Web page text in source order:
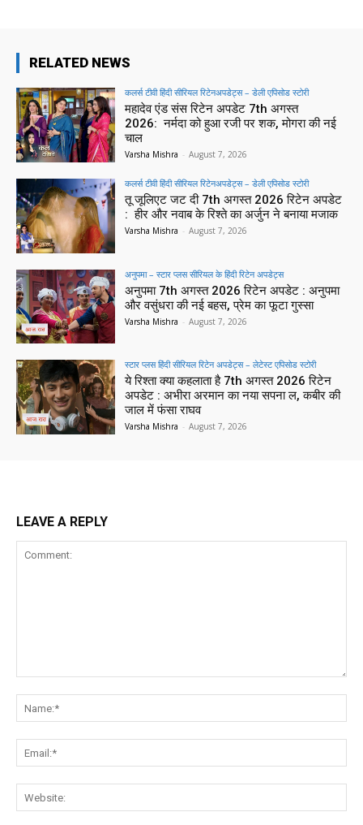
RELATED NEWS
कलर्स टीवी हिंदी सीरियल रिटेनअपडेट्स – डेली एपिसोड स्टोरी
महादेव एंड संस रिटेन अपडेट 7th अगस्त
2026: नर्मदा को हुआ रजी पर शक, मोगरा की नई
चाल
Varsha Mishra - August 7, 2026
कलर्स टीवी हिंदी सीरियल रिटेनअपडेट्स – डेली एपिसोड स्टोरी
तू जूलिएट जट दी 7th अगस्त 2026 रिटेन अपडेट
: हीर और नवाब के रिश्ते का अर्जुन ने बनाया मजाक
Varsha Mishra - August 7, 2026
अनुपमा – स्टार प्लस सीरियल के हिंदी रिटेन अपडेट्स
अनुपमा 7th अगस्त 2026 रिटेन अपडेट : अनुपमा
और वसुंधरा की नई बहस, प्रेम का फूटा गुस्सा
Varsha Mishra - August 7, 2026
स्टार प्लस हिंदी सीरियल रिटेन अपडेट्स – लेटेस्ट एपिसोड स्टोरी
ये रिश्ता क्या कहलाता है 7th अगस्त 2026 रिटेन
अपडेट : अभीरा अरमान का नया सपना ल, कबीर की
जाल में फंसा राघव
Varsha Mishra - August 7, 2026
LEAVE A REPLY